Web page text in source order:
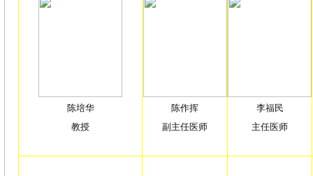
陈培华
教授
陈作挥
副主任医师
李福民
主任医师